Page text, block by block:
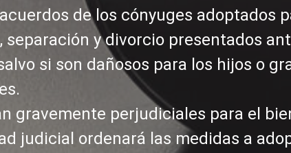
de los cónyuges adoptados
separación y divorcio presentados
si son dañosos para los hijos o
gravemente perjudiciales para el
judicial ordenará las medidas a